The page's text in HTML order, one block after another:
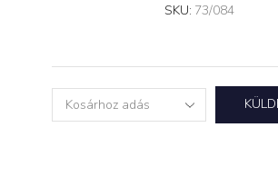
SKU: 73/084